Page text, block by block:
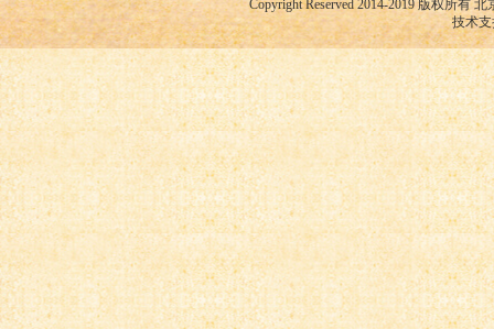
Copyright Reserved 2014-2019 版权所有
技术